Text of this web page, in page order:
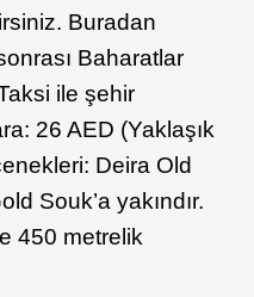
Buradan
Baharatlar
ile şehir
26 AED (Yaklaşık
Deira Old
Souk’a yakındır.
450 metrelik